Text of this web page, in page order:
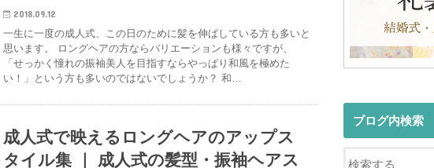
2018.09.12
一生に一度の成人式、この日のために髪を伸ばしている方も多いと
思います。 ロングヘアの方ならバリエーションも様々ですが、
「せっかく憧れの振袖美人を目指すならやっぱり和風を極めた
い！」という方も多いのではないでしょうか？ 和…
成人式で映えるロングヘアのアップス
タイル集 ｜ 成人式の髪型・振袖ヘアス
ブログ内検索